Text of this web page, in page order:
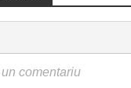
comentariu